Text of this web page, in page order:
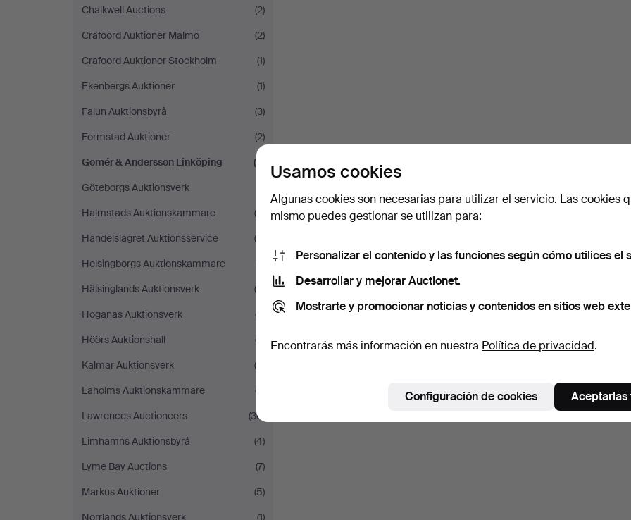
Chalkwell Auctions
(2)
Crafoord Auktioner Malmö
(2)
Crafoord Auktioner Stockholm
(1)
Ekenbergs Auktioner
(1)
Falun Auktionsbyrå
(3)
Formstad Auktioner
(2)
Gomér & Andersson Linköping
(2)
Göteborgs Auktionsverk
Halmstads Auktionskammare
(6)
Handelslagret Auktionsservice
(4)
Helsingborgs Auktionskammare
(7)
Hälsinglands Auktionsverk
(4)
Höganäs Auktionsverk
(2)
Höörs Auktionshall
(2)
Kalmar Auktionsverk
(4)
Laholms Auktionskammare
(2)
Lawrences Auctioneers
(30)
Limhamns Auktionsbyrå
(4)
Lyme Bay Auctions
(7)
Markus Auktioner
(5)
Norrlands Auktionsverk
(1)
Usamos cookies
Algunas cookies son necesarias para utilizar el servicio. Las cookies
mismo puedes gestionar se utilizan para:
Personalizar el contenido y las funciones según cómo utilices el
Desarrollar y mejorar Auctionet.
Mostrarte y promocionar noticias y contenidos en sitios web
Encontrarás más información en nuestra Política de privacidad.
Configuración de cookies Aceptarlas